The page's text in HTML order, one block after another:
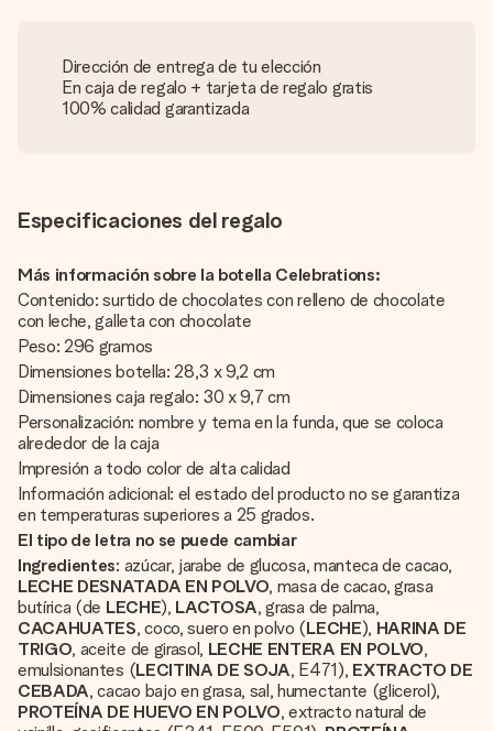
Dirección de entrega de tu elección
En caja de regalo + tarjeta de regalo gratis
100% calidad garantizada
Especificaciones del regalo
Más información sobre la botella Celebrations:
Contenido: surtido de chocolates con relleno de chocolate
con leche, galleta con chocolate
Peso: 296 gramos
Dimensiones botella: 28,3 x 9,2 cm
Dimensiones caja regalo: 30 x 9,7 cm
Personalización: nombre y tema en la funda, que se coloca
alrededor de la caja
Impresión a todo color de alta calidad
Información adicional: el estado del producto no se garantiza
en temperaturas superiores a 25 grados.
El tipo de letra no se puede cambiar
Ingredientes: azúcar, jarabe de glucosa, manteca de cacao,
LECHE DESNATADA EN POLVO, masa de cacao, grasa
butírica (de LECHE), LACTOSA, grasa de palma,
CACAHUATES, coco, suero en polvo (LECHE), HARINA DE
TRIGO, aceite de girasol, LECHE ENTERA EN POLVO,
emulsionantes (LECITINA DE SOJA, E471), EXTRACTO DE
CEBADA, cacao bajo en grasa, sal, humectante (glicerol),
PROTEÍNA DE HUEVO EN POLVO, extracto natural de